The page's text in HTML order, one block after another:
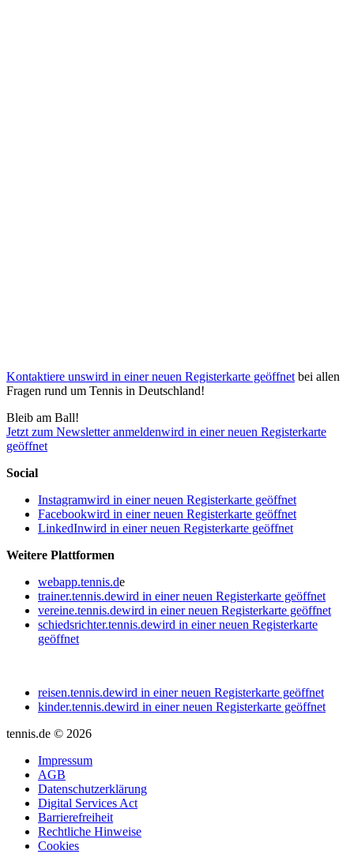
Kontaktiere unswird in einer neuen Registerkarte geöffnet bei allen
Fragen rund um Tennis in Deutschland!
Bleib am Ball!
Jetzt zum Newsletter anmeldenwird in einer neuen Registerkarte
geöffnet
Social
Instagramwird in einer neuen Registerkarte geöffnet
Facebookwird in einer neuen Registerkarte geöffnet
LinkedInwird in einer neuen Registerkarte geöffnet
Weitere Plattformen
webapp.tennis.de
trainer.tennis.dewird in einer neuen Registerkarte geöffnet
vereine.tennis.dewird in einer neuen Registerkarte geöffnet
schiedsrichter.tennis.dewird in einer neuen Registerkarte
geöffnet
reisen.tennis.dewird in einer neuen Registerkarte geöffnet
kinder.tennis.dewird in einer neuen Registerkarte geöffnet
tennis.de © 2026
Impressum
AGB
Datenschutzerklärung
Digital Services Act
Barrierefreiheit
Rechtliche Hinweise
Cookies